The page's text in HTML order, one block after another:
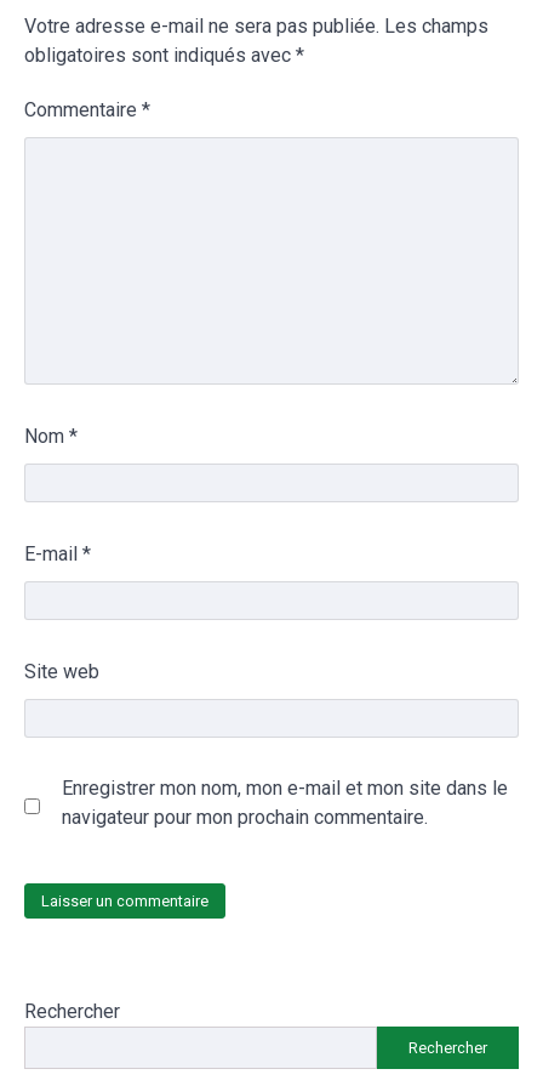
Votre adresse e-mail ne sera pas publiée. Les champs
obligatoires sont indiqués avec *
Commentaire *
Nom *
E-mail *
Site web
Enregistrer mon nom, mon e-mail et mon site dans le
navigateur pour mon prochain commentaire.
Rechercher
Rechercher